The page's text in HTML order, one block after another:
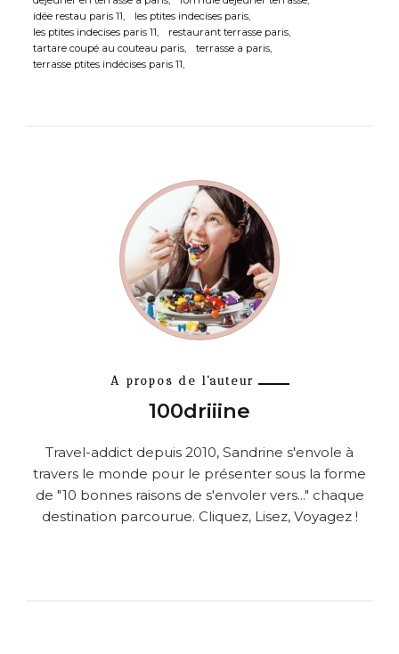
idée restau paris 11
les ptites indecises paris
les ptites indecises paris 11
restaurant terrasse paris
tartare coupé au couteau paris
terrasse a paris
terrasse ptites indécises paris 11
A propos de l'auteur
100driiine
Travel-addict depuis 2010, Sandrine s'envole à
travers le monde pour le présenter sous la forme
de "10 bonnes raisons de s'envoler vers..." chaque
destination parcourue. Cliquez, Lisez, Voyagez !